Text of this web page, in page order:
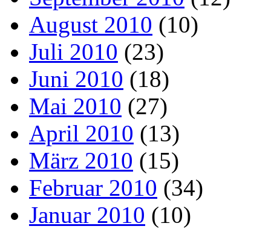
August 2010 (10)
Juli 2010 (23)
Juni 2010 (18)
Mai 2010 (27)
April 2010 (13)
März 2010 (15)
Februar 2010 (34)
Januar 2010 (10)